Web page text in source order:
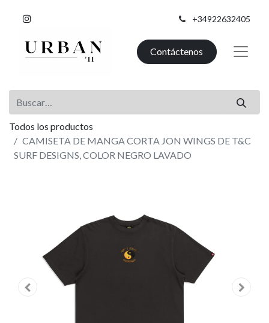
+34922632405
Contáctenos
Todos los productos
CAMISETA DE MANGA CORTA JON WINGS DE T&C
SURF DESIGNS, COLOR NEGRO LAVADO